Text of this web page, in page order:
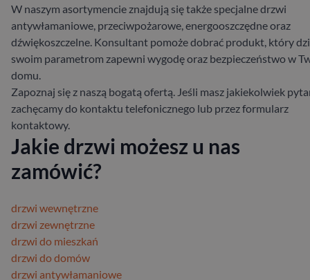
W naszym asortymencie znajdują się także specjalne drzwi
antywłamaniowe, przeciwpożarowe, energooszczędne oraz
dźwiękoszczelne. Konsultant pomoże dobrać produkt, który
swoim parametrom zapewni wygodę oraz bezpieczeństwo w
domu.
Zapoznaj się z naszą bogatą ofertą. Jeśli masz jakiekolwiek
zachęcamy do kontaktu telefonicznego lub przez formularz
kontaktowy.
Jakie drzwi możesz u nas
zamówić?
drzwi wewnętrzne
drzwi zewnętrzne
drzwi do mieszkań
drzwi do domów
drzwi antywłamaniowe